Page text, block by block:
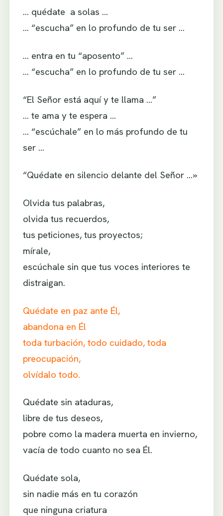
… quédate a solas …
… “escucha” en lo profundo de tu ser …
… entra en tu “aposento” …
… “escucha” en lo profundo de tu ser …
“El Señor está aquí y te llama …”
… te ama y te espera …
… “escúchale” en lo más profundo de tu
ser …
“Quédate en silencio delante del Señor …»
Olvida tus palabras,
olvida tus recuerdos,
tus peticiones, tus proyectos;
mírale,
escúchale sin que tus voces interiores te
distraigan.
Quédate en paz ante Él,
abandona en Él
toda turbación, todo cuidado, toda
preocupación,
olvídalo todo.
Quédate sin ataduras,
libre de tus deseos,
pobre como la madera muerta en invierno,
vacía de todo cuanto no sea Él.
Quédate sola,
sin nadie más en tu corazón
que ninguna criatura